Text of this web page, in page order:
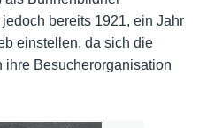
bereits 1921, ein Jahr
einstellen, da sich die
ihre Besucherorganisation